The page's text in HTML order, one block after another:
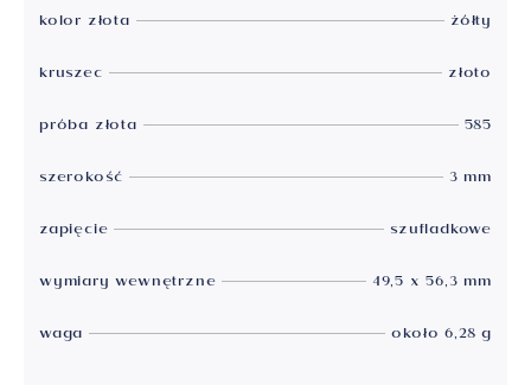
kolor złota
żółty
kruszec
złoto
próba złota
585
szerokość
3 mm
zapięcie
szufladkowe
wymiary wewnętrzne
49,5 x 56,3 mm
waga
około 6,28 g